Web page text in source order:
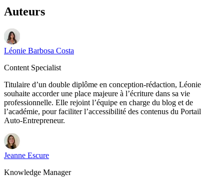
Auteurs
Léonie Barbosa Costa
Content Specialist
Titulaire d’un double diplôme en conception-rédaction, Léonie
souhaite accorder une place majeure à l’écriture dans sa vie
professionnelle. Elle rejoint l’équipe en charge du blog et de
l’académie, pour faciliter l’accessibilité des contenus du Portail
Auto-Entrepreneur.
Jeanne Escure
Knowledge Manager